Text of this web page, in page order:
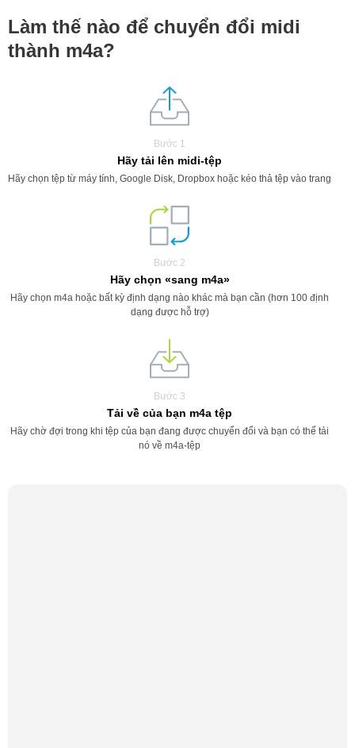
Làm thế nào để chuyển đổi midi
thành m4a?
Bước 1
Hãy tải lên midi-tệp
Hãy chọn tệp từ máy tính, Google Disk, Dropbox hoặc kéo thả tệp vào trang
Bước 2
Hãy chọn «sang m4a»
Hãy chọn m4a hoặc bất kỳ định dạng nào khác mà bạn cần (hơn 100 định
dạng được hỗ trợ)
Bước 3
Tải về của bạn m4a tệp
Hãy chờ đợi trong khi tệp của bạn đang được chuyển đổi và bạn có thể tải
nó về m4a-tệp